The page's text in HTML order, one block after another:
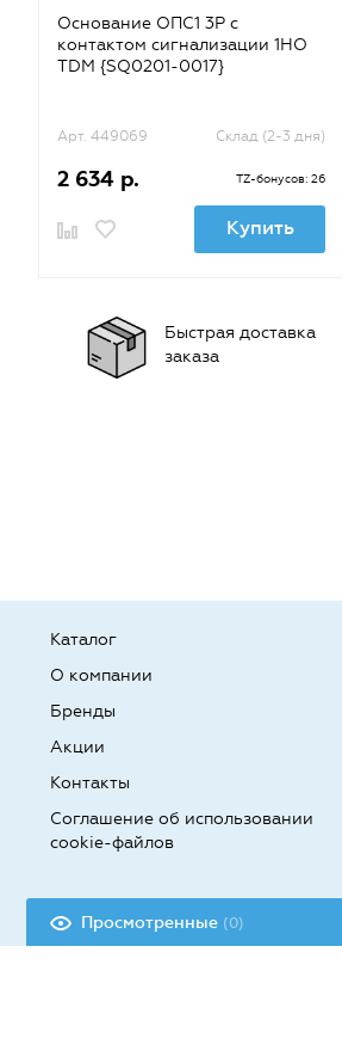
Основание ОПС1 3Р с
контактом сигнализации 1НО
TDM {SQ0201-0017}
Арт. 449069 Склад (2-3 дня)
2 634 р. TZ-бонусов: 26
Купить
Быстрая доставка
заказа
Каталог
О компании
Бренды
Акции
Контакты
Соглашение об использовании
cookie-файлов
Разработка сайта:
Просмотренные (0)